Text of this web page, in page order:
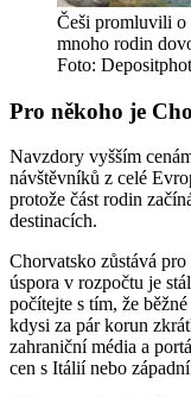
Češi promluvili o
mnoho rodin
Foto:
Pro někoho je
Navzdory vyšším
návštěvníků z celé
protože část rodin
destinacích.
Chorvatsko zůstává
úspora v rozpočtu je
počítejte s tím, že
kdysi za pár korun
zahraniční média a
cen s Itálií nebo